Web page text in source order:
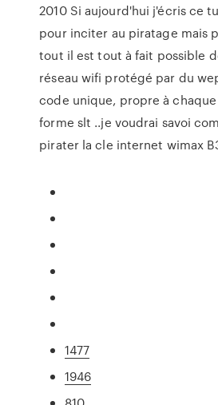
2010 Si aujourd'hui j'écris ce
pour inciter au piratage mais
tout il est tout à fait possible
réseau wifi protégé par du
code unique, propre à
forme slt ..je voudrai savoi
pirater la cle internet wimax
1477
1946